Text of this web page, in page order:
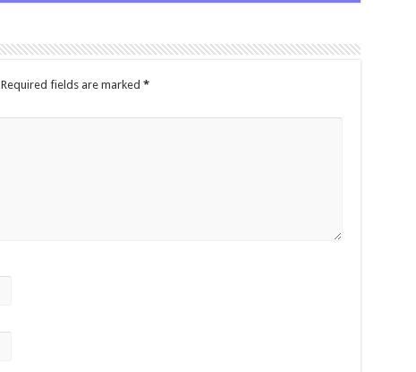
Required fields are marked *